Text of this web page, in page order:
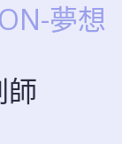
夢想
師